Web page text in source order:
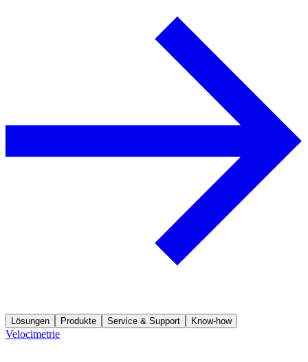
Lösungen Produkte Service & Support Know-how
Velocimetrie